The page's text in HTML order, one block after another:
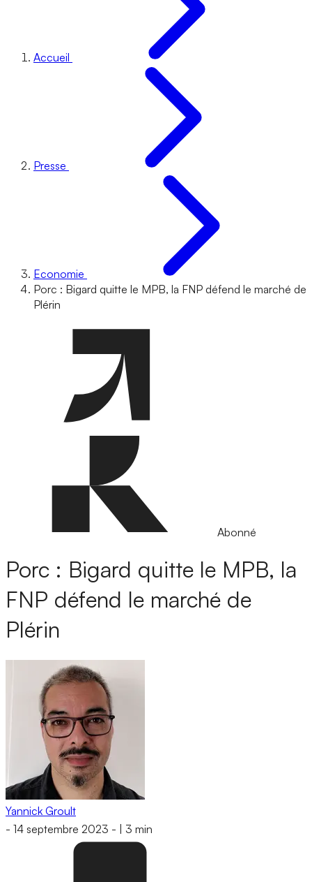
Accueil
Presse
Economie
Porc : Bigard quitte le MPB, la FNP défend le marché de
Plérin
Abonné
Porc : Bigard quitte le MPB, la
FNP défend le marché de
Plérin
Yannick Groult
- 14 septembre 2023 - 3 min